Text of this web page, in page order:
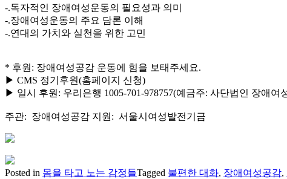
-.독자적인 장애여성운동의 필요성과 의미
-.장애여성운동의 주요 담론 이해
-.연대의 가치와 실천을 위한 고민
* 후원: 장애여성공감 운동에 힘을 보태주세요.
▶ CMS 정기후원(홈페이지 신청)
▶ 일시 후원: 우리은행 1005-701-978757(예금주: 사단법인 장애여
주관: 장애여성공감 지원: 서울시여성발전기금
Posted in 몸을 타고 노는 감정들Tagged 불편한 대화, 장애여성공감,